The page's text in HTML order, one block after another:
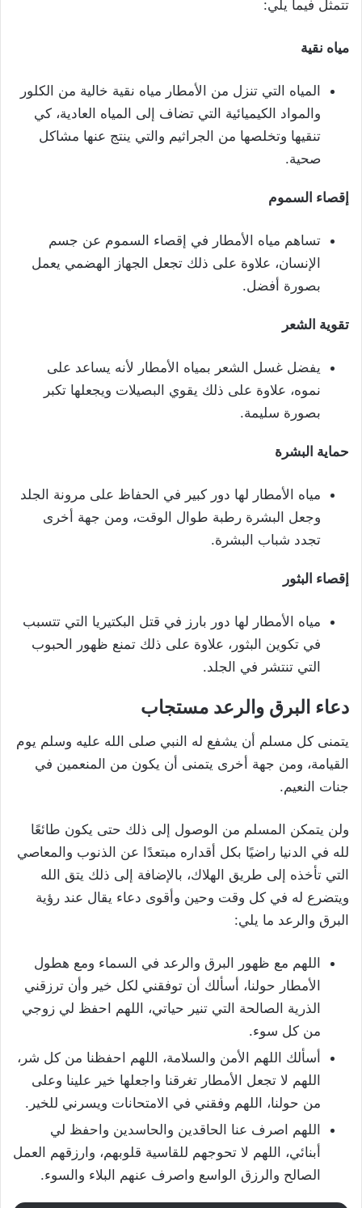
تتمثل فيما يلي:
مياه نقية
المياه التي تنزل من الأمطار مياه نقية خالية من الكلور
والمواد الكيميائية التي تضاف إلى المياه العادية، كي
تنقيها وتخلصها من الجراثيم والتي ينتج عنها مشاكل
صحية.
إقصاء السموم
تساهم مياه الأمطار في إقصاء السموم عن جسم
الإنسان، علاوة على ذلك تجعل الجهاز الهضمي يعمل
بصورة أفضل.
تقوية الشعر
يفضل غسل الشعر بمياه الأمطار لأنه يساعد على
نموه، علاوة على ذلك يقوي البصيلات ويجعلها تكبر
بصورة سليمة.
حماية البشرة
مياه الأمطار لها دور كبير في الحفاظ على مرونة الجلد
وجعل البشرة رطبة طوال الوقت، ومن جهة أخرى
تجدد شباب البشرة.
إقصاء البثور
مياه الأمطار لها دور بارز في قتل البكتيريا التي تتسبب
في تكوين البثور، علاوة على ذلك تمنع ظهور الحبوب
التي تنتشر في الجلد.
دعاء البرق والرعد مستجاب
يتمنى كل مسلم أن يشفع له النبي صلى الله عليه وسلم يوم
القيامة، ومن جهة أخرى يتمنى أن يكون من المنعمين في
جنات النعيم.
ولن يتمكن المسلم من الوصول إلى ذلك حتى يكون طائعًا
لله في الدنيا راضيًا بكل أقداره مبتعدًا عن الذنوب والمعاصي
التي تأخذه إلى طريق الهلاك، بالإضافة إلى ذلك يتق الله
ويتضرع له في كل وقت وحين وأقوى دعاء يقال عند رؤية
البرق والرعد ما يلي:
اللهم مع ظهور البرق والرعد في السماء ومع هطول
الأمطار حولنا، أسألك أن توفقني لكل خير وأن ترزقني
الذرية الصالحة التي تنير حياتي، اللهم احفظ لي زوجي
من كل سوء.
أسألك اللهم الأمن والسلامة، اللهم احفظنا من كل شر،
اللهم لا تجعل الأمطار تغرقنا واجعلها خير علينا وعلى
من حولنا، اللهم وفقني في الامتحانات ويسرني للخير.
اللهم اصرف عنا الحاقدين والحاسدين واحفظ لي
أبنائي، اللهم لا تحوجهم للقاسية قلوبهم، وارزقهم العمل
الصالح والرزق الواسع واصرف عنهم البلاء والسوء.